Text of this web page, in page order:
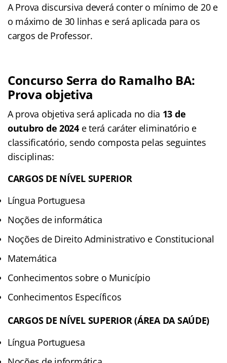
A Prova discursiva deverá conter o mínimo de 20 e
o máximo de 30 linhas e será aplicada para os
cargos de Professor.
Concurso Serra do Ramalho BA:
Prova objetiva
A prova objetiva será aplicada no dia 13 de
outubro de 2024e terá caráter eliminatório e
classificatório, sendo composta pelas seguintes
disciplinas:
CARGOS DE NÍVEL SUPERIOR
Língua Portuguesa
Noções de informática
Noções de Direito Administrativo e Constitucional
Matemática
Conhecimentos sobre o Município
Conhecimentos Específicos
CARGOS DE NÍVEL SUPERIOR (ÁREA DA SAÚDE)
Língua Portuguesa